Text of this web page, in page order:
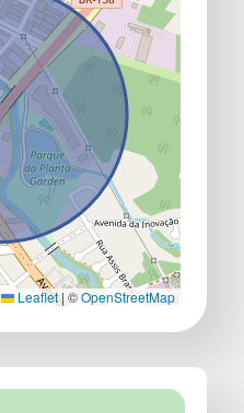
Leaflet|©OpenStreetMap